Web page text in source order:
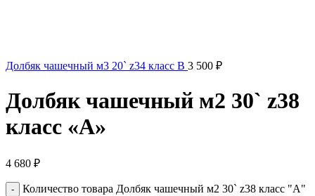
Долбяк чашечный м3 20` z34 класс В 3 500 ₽
Долбяк чашечный м2 30` z38
класс «А»
4 680 ₽
Количество товара Долбяк чашечный м2 30` z38 класс "А"